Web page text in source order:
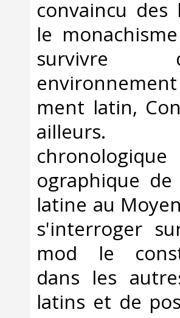
convaincu
le
survivre
ment latin,
ailleurs.
ographique
latine au
s'interroger
mod le
dans les
latins et de